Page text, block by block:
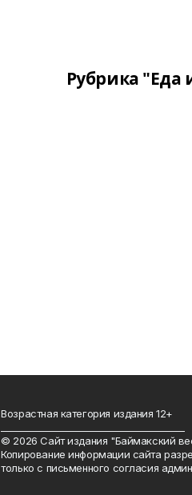
Рубрика "Еда
Возрастная категория издания 12+
© 2026 Сайт издания "Баймакский
Копирование информации сайта
только с письменного согласия